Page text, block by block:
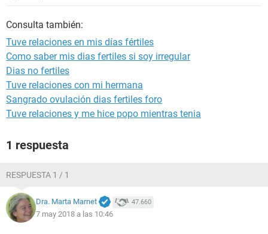
Consulta también:
Tuve relaciones en mis días fértiles
Como saber mis dias fertiles si soy irregular
Dias no fertiles
Tuve relaciones con mi hermana
Sangrado ovulación dias fertiles foro
Tuve relaciones y me hice popo mientras tenia
1 respuesta
RESPUESTA 1 / 1
Dra. Marta Marnet 47.660
7 may 2018 a las 10:46